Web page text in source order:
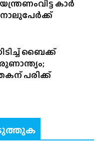
കാർ
നാലുപേർക്ക്
ബൈക്ക്
പരിക്ക്